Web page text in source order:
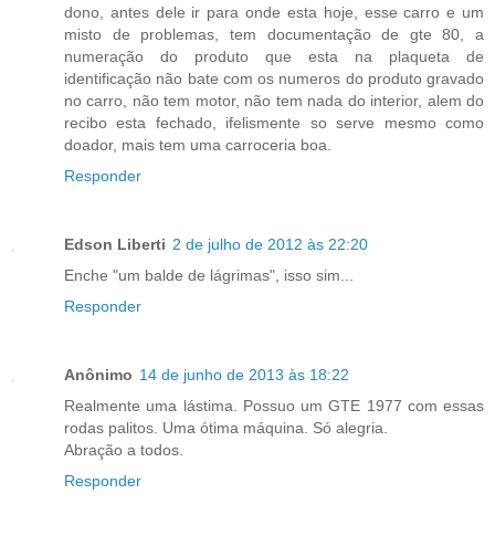
dono, antes dele ir para onde esta hoje, esse carro e um
misto de problemas, tem documentação de gte 80, a
numeração do produto que esta na plaqueta de
identificação não bate com os numeros do produto gravado
no carro, não tem motor, não tem nada do interior, alem do
recibo esta fechado, ifelismente so serve mesmo como
doador, mais tem uma carroceria boa.
Responder
Edson Liberti 2 de julho de 2012 às 22:20
Enche "um balde de lágrimas", isso sim...
Responder
Anônimo 14 de junho de 2013 às 18:22
Realmente uma lástima. Possuo um GTE 1977 com essas
rodas palitos. Uma ótima máquina. Só alegria.
Abração a todos.
Responder